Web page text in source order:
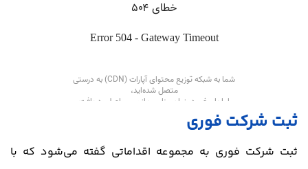
ثبت شرکت فوری
ثبت شرکت فوری به مجموعه اقداماتی گفته می‌شود که با